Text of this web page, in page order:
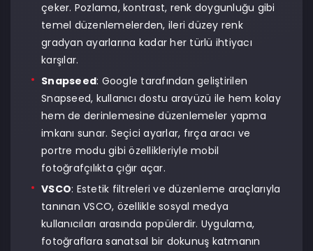
çeker. Pozlama, kontrast, renk doygunluğu gibi
temel düzenlemelerden, ileri düzey renk
gradyan ayarlarına kadar her türlü ihtiyacı
karşılar.
Snapseed: Google tarafından geliştirilen
Snapseed, kullanıcı dostu arayüzü ile hem kolay
hem de derinlemesine düzenlemeler yapma
imkanı sunar. Seçici ayarlar, fırça aracı ve
portre modu gibi özellikleriyle mobil
fotoğrafçılıkta çığır açar.
VSCO: Estetik filtreleri ve düzenleme araçlarıyla
tanınan VSCO, özellikle sosyal medya
kullanıcıları arasında popülerdir. Uygulama,
fotoğraflara sanatsal bir dokunuş katmanın